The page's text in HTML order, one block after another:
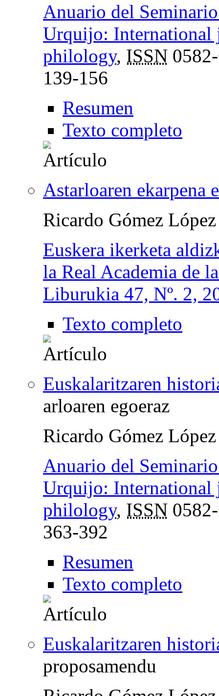
Anuario del
Urquijo: International
philology, ISSN
139-156
Resumen
Texto completo
Astarloaren ekarpena
Ricardo Gómez López
Euskera ikerketa
la Real Academia de
Liburukia 47, Nº. 2,
Texto completo
Euskalaritzaren
arloaren egoeraz
Ricardo Gómez López
Anuario del
Urquijo: International
philology, ISSN
363-392
Resumen
Texto completo
Euskalaritzaren
proposamendu